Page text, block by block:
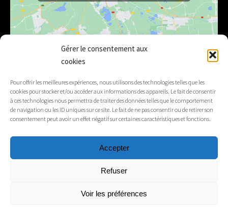
Gérer le consentement aux
cookies
Pour offrir les meilleures expériences, nous utilisons des technologies telles que les
cookies pour stocker et/ou accéder aux informations des appareils. Le fait de consentir
à ces technologies nous permettra de traiter des données telles que le comportement
de navigation ou les ID uniques sur ce site. Le fait de ne pas consentir ou de retirer son
consentement peut avoir un effet négatif sur certaines caractéristiques et fonctions.
Accepter
Refuser
Voir les préférences
Tél. 04 50 20 91 15
Mentions légales